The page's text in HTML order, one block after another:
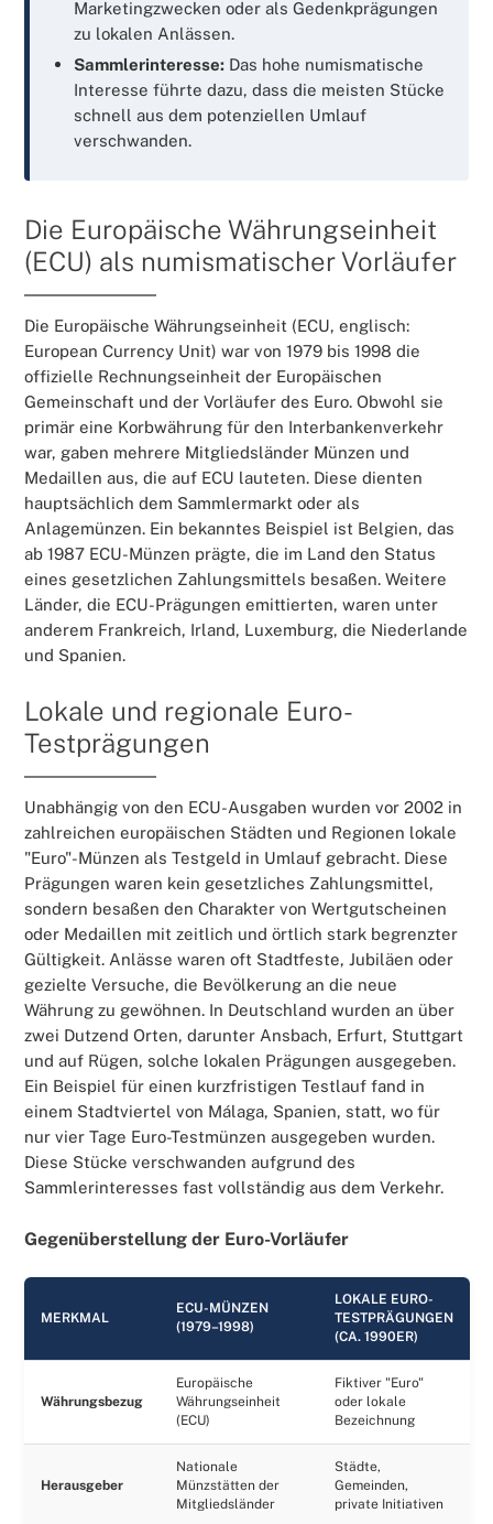
Marketingzwecken oder als Gedenkprägungen
zu lokalen Anlässen.
Sammlerinteresse: Das hohe numismatische
Interesse führte dazu, dass die meisten Stücke
schnell aus dem potenziellen Umlauf
verschwanden.
Die Europäische Währungseinheit
(ECU) als numismatischer Vorläufer
Die Europäische Währungseinheit (ECU, englisch:
European Currency Unit) war von 1979 bis 1998 die
offizielle Rechnungseinheit der Europäischen
Gemeinschaft und der Vorläufer des Euro. Obwohl sie
primär eine Korbwährung für den Interbankenverkehr
war, gaben mehrere Mitgliedsländer Münzen und
Medaillen aus, die auf ECU lauteten. Diese dienten
hauptsächlich dem Sammlermarkt oder als
Anlagemünzen. Ein bekanntes Beispiel ist Belgien, das
ab 1987 ECU-Münzen prägte, die im Land den Status
eines gesetzlichen Zahlungsmittels besaßen. Weitere
Länder, die ECU-Prägungen emittierten, waren unter
anderem Frankreich, Irland, Luxemburg, die Niederlande
und Spanien.
Lokale und regionale Euro-
Testprägungen
Unabhängig von den ECU-Ausgaben wurden vor 2002 in
zahlreichen europäischen Städten und Regionen lokale
"Euro"-Münzen als Testgeld in Umlauf gebracht. Diese
Prägungen waren kein gesetzliches Zahlungsmittel,
sondern besaßen den Charakter von Wertgutscheinen
oder Medaillen mit zeitlich und örtlich stark begrenzter
Gültigkeit. Anlässe waren oft Stadtfeste, Jubiläen oder
gezielte Versuche, die Bevölkerung an die neue
Währung zu gewöhnen. In Deutschland wurden an über
zwei Dutzend Orten, darunter Ansbach, Erfurt, Stuttgart
und auf Rügen, solche lokalen Prägungen ausgegeben.
Ein Beispiel für einen kurzfristigen Testlauf fand in
einem Stadtviertel von Málaga, Spanien, statt, wo für
nur vier Tage Euro-Testmünzen ausgegeben wurden.
Diese Stücke verschwanden aufgrund des
Sammlerinteresses fast vollständig aus dem Verkehr.
Gegenüberstellung der Euro-Vorläufer
MERKMAL
ECU-MÜNZEN
(1979–1998)
LOKALE EURO-
TESTPRÄGUNGEN
(CA. 1990ER)
Währungsbezug
Europäische
Währungseinheit
(ECU)
Fiktiver "Euro"
oder lokale
Bezeichnung
Herausgeber
Nationale
Münzstätten der
Mitgliedsländer
Städte,
Gemeinden,
private Initiativen